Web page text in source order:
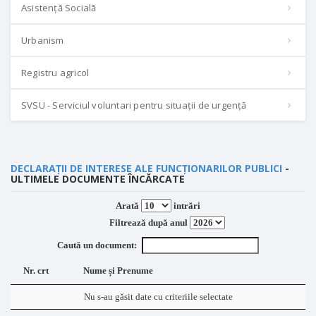
Asistență Socială
Urbanism
Registru agricol
SVSU - Serviciul voluntari pentru situații de urgență
DECLARAȚII DE INTERESE ALE FUNCȚIONARILOR PUBLICI -
ULTIMELE DOCUMENTE ÎNCĂRCATE
Arată
intrări
Filtrează după anul
Caută un document:
Nr. crt Nume și Prenume
Nu s-au găsit date cu criteriile selectate